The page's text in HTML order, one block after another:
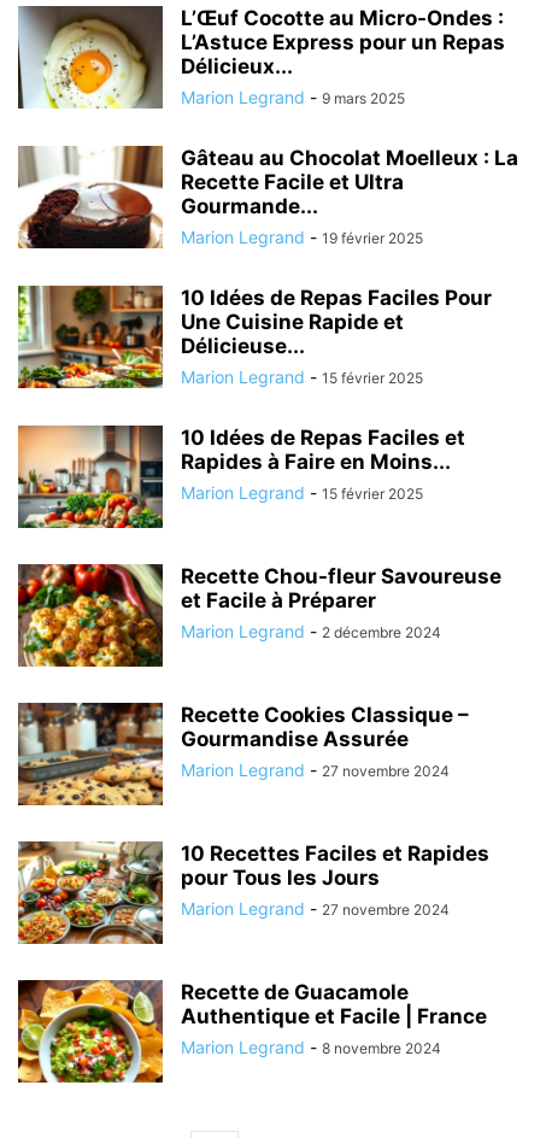
L’Œuf Cocotte au Micro-Ondes :
L’Astuce Express pour un Repas
Délicieux...
Marion Legrand - 9 mars 2025
Gâteau au Chocolat Moelleux : La
Recette Facile et Ultra
Gourmande...
Marion Legrand - 19 février 2025
10 Idées de Repas Faciles Pour
Une Cuisine Rapide et
Délicieuse...
Marion Legrand - 15 février 2025
10 Idées de Repas Faciles et
Rapides à Faire en Moins...
Marion Legrand - 15 février 2025
Recette Chou-fleur Savoureuse
et Facile à Préparer
Marion Legrand - 2 décembre 2024
Recette Cookies Classique –
Gourmandise Assurée
Marion Legrand - 27 novembre 2024
10 Recettes Faciles et Rapides
pour Tous les Jours
Marion Legrand - 27 novembre 2024
Recette de Guacamole
Authentique et Facile | France
Marion Legrand - 8 novembre 2024